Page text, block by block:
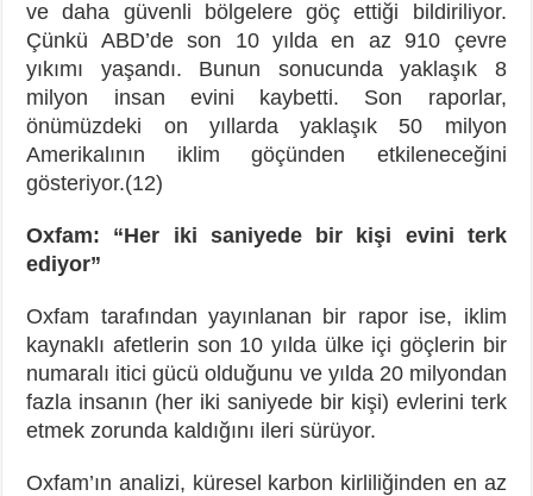
ve daha güvenli bölgelere göç ettiği bildiriliyor.
Çünkü ABD’de son 10 yılda en az 910 çevre
yıkımı yaşandı. Bunun sonucunda yaklaşık 8
milyon insan evini kaybetti. Son raporlar,
önümüzdeki on yıllarda yaklaşık 50 milyon
Amerikalının iklim göçünden etkileneceğini
gösteriyor.(12)
Oxfam: “Her iki saniyede bir kişi evini terk
ediyor”
Oxfam tarafından yayınlanan bir rapor ise, iklim
kaynaklı afetlerin son 10 yılda ülke içi göçlerin bir
numaralı itici gücü olduğunu ve yılda 20 milyondan
fazla insanın (her iki saniyede bir kişi) evlerini terk
etmek zorunda kaldığını ileri sürüyor.
Oxfam’ın analizi, küresel karbon kirliliğinden en az